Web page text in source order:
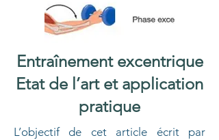
Entraînement excentrique
Etat de l’art et application
pratique
L’objectif de cet article écrit par